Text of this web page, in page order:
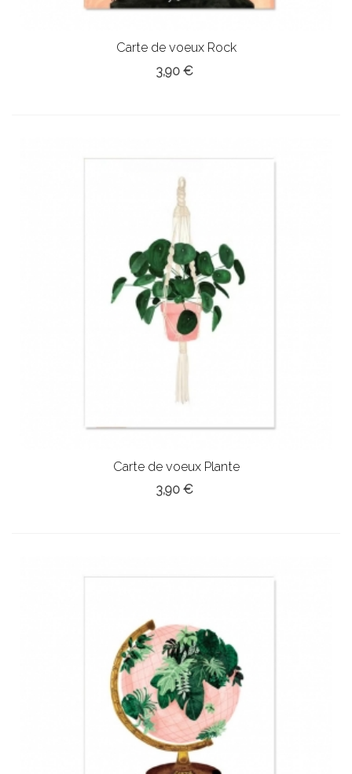
Carte de voeux Rock
3,90 €
Carte de voeux Plante
3,90 €